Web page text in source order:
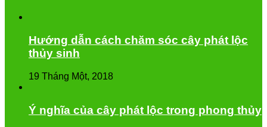
Hướng dẫn cách chăm sóc cây phát lộc
thủy sinh
19 Tháng Một, 2018
Ý nghĩa của cây phát lộc trong phong thủy